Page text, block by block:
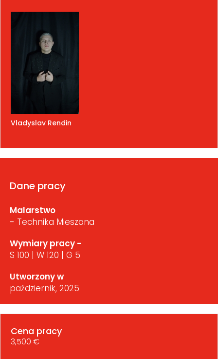
Vladyslav Rendin
Dane pracy
Malarstwo
- Technika Mieszana
Wymiary pracy -
S 100 | W 120 | G 5
Utworzony w
październik, 2025
Cena pracy
3,500 €